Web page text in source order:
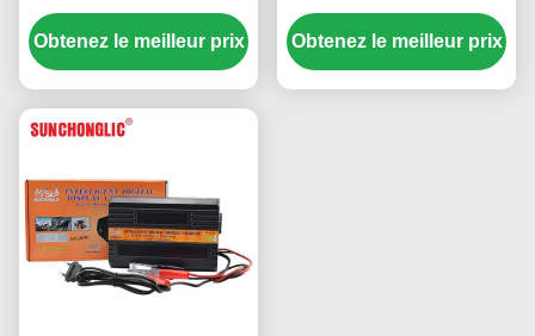
charge en quatre étapes
et entrée AC220V pour
batteries au plomb
Obtenez le meilleur prix
entrée AC 220V et
charge en quatre étapes
pour batteries au plomb
Obtenez le meilleur prix